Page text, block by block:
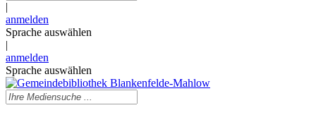
|
anmelden
Sprache auswählen
|
anmelden
Sprache auswählen